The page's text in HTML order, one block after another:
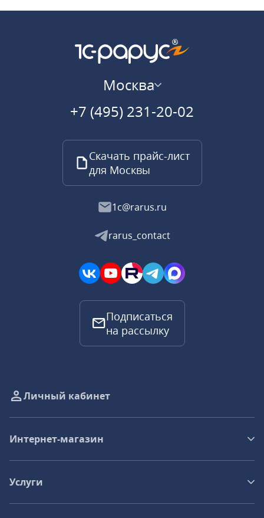
Москва
+7 (495) 231-20-02
Скачать прайс-лист
для Москвы
1c@rarus.ru
rarus_contact
Подписаться
на рассылку
Личный кабинет
Интернет-магазин
Услуги